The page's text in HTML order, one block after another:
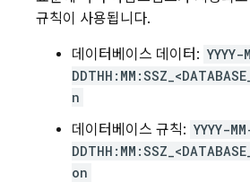
규칙이 사용됩니다.
데이터베이스 데이터: YYYY-
n
데이터베이스 규칙: YYYY-
on